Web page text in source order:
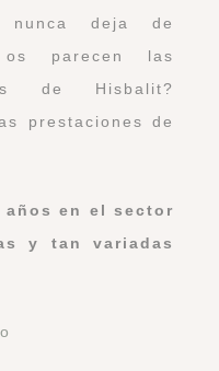
nunca deja de
os parecen las
de Hisbalit?
prestaciones de
en el sector
y tan variadas